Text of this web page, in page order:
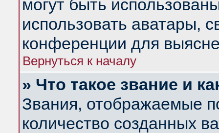
могут быть
использовать аватары,
конференции для
Вернуться к началу
» Что такое звание и
Звания, отображаемые
количество созданных